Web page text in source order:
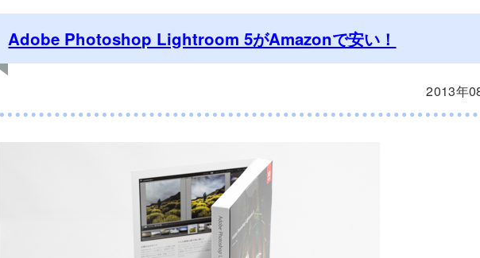
Adobe Photoshop Lightroom 5がAmazonで安い！
2013年